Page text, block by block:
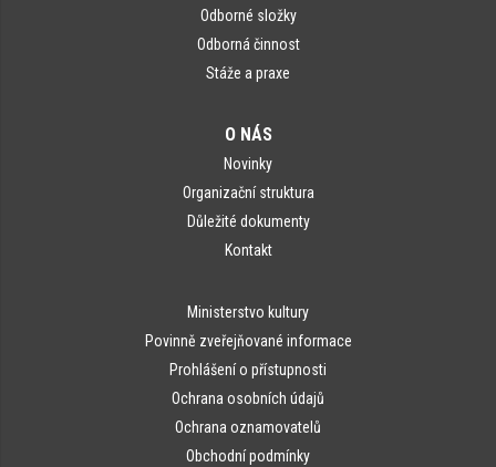
Odborné složky
Odborná činnost
Stáže a praxe
O NÁS
Novinky
Organizační struktura
Důležité dokumenty
Kontakt
Ministerstvo kultury
Povinně zveřejňované informace
Prohlášení o přístupnosti
Ochrana osobních údajů
Ochrana oznamovatelů
Obchodní podmínky